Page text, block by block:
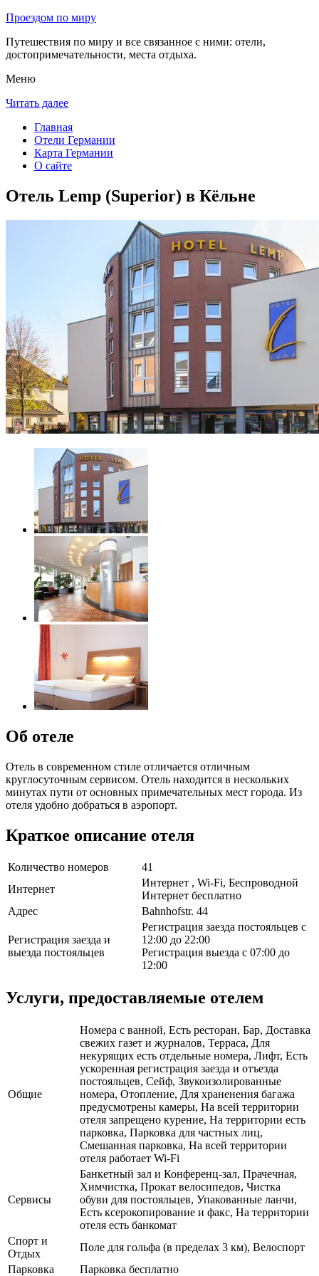
Проездом по миру
Путешествия по миру и все связанное с ними: отели,
достопримечательности, места отдыха.
Меню
Читать далее
Главная
Отели Германии
Карта Германии
О сайте
Отель Lemp (Superior) в Кёльне
Об отеле
Отель в современном стиле отличается отличным
круглосуточным сервисом. Отель находится в нескольких
минутах пути от основных примечательных мест города. Из
отеля удобно добраться в аэропорт.
Краткое описание отеля
Количество номеров
41
Интернет
Интернет , Wi-Fi, Беспроводной
Интернет бесплатно
Адрес
Bahnhofstr. 44
Регистрация заезда и
выезда постояльцев
Регистрация заезда постояльцев с
12:00 до 22:00
Регистрация выезда с 07:00 до
12:00
Услуги, предоставляемые отелем
Общие
Номера с ванной, Есть ресторан, Бар, Доставка
свежих газет и журналов, Терраса, Для
некурящих есть отдельные номера, Лифт, Есть
ускоренная регистрация заезда и отъезда
постояльцев, Сейф, Звукоизолированные
номера, Отопление, Для храненения багажа
предусмотрены камеры, На всей территории
отеля запрещено курение, На территории есть
парковка, Парковка для частных лиц,
Смешанная парковка, На всей территории
отеля работает Wi-Fi
Сервисы
Банкетный зал и Конференц-зал, Прачечная,
Химчистка, Прокат велосипедов, Чистка
обуви для постояльцев, Упакованные ланчи,
Есть ксерокопирование и факс, На территории
отеля есть банкомат
Спорт и
Отдых
Поле для гольфа (в пределах 3 км), Велоспорт
Парковка
Парковка бесплатно